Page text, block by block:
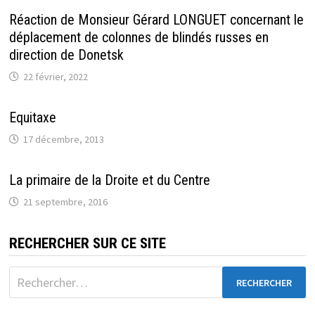
Réaction de Monsieur Gérard LONGUET concernant le
déplacement de colonnes de blindés russes en
direction de Donetsk
22 février, 2022
Equitaxe
17 décembre, 2013
La primaire de la Droite et du Centre
21 septembre, 2016
RECHERCHER SUR CE SITE
Rechercher :